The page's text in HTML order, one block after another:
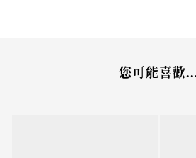
您可能喜歡